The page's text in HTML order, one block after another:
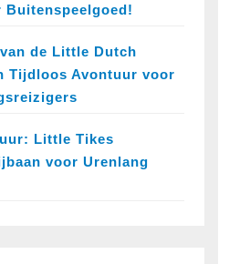
Buitenspeelgoed!
de Little Dutch
Tijdloos Avontuur voor
Little Tikes
voor Urenlang